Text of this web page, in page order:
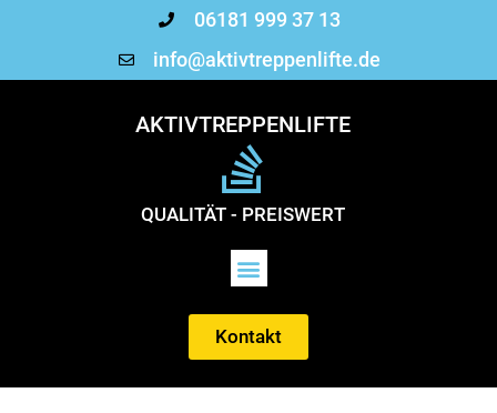
06181 999 37 13
info@aktivtreppenlifte.de
AKTIVTREPPENLIFTE
QUALITÄT - PREISWERT
Kontakt